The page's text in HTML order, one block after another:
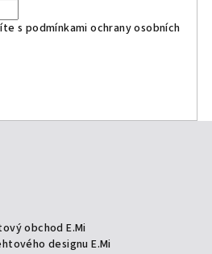
s podmínkami ochrany osobních
obchod E.Mi
designu E.Mi